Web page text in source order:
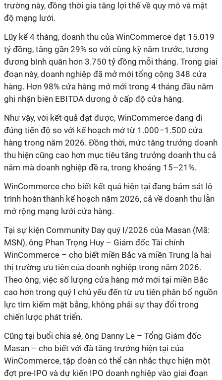
trường này, đồng thời gia tăng lợi thế về quy mô và mật
độ mạng lưới.
Lũy kế 4 tháng, doanh thu của WinCommerce đạt 15.019
tỷ đồng, tăng gần 29% so với cùng kỳ năm trước, tương
đương bình quân hơn 3.750 tỷ đồng mỗi tháng. Trong giai
đoạn này, doanh nghiệp đã mở mới tổng cộng 348 cửa
hàng. Hơn 98% cửa hàng mở mới trong 4 tháng đầu năm
ghi nhận biên EBITDA dương ở cấp độ cửa hàng.
Như vậy, với kết quả đạt được, WinCommerce đang đi
đúng tiến độ so với kế hoạch mở từ 1.000–1.500 cửa
hàng trong năm 2026. Đồng thời, mức tăng trưởng doanh
thu hiện cũng cao hơn mục tiêu tăng trưởng doanh thu cả
năm mà doanh nghiệp đề ra, trong khoảng 15–21%.
WinCommerce cho biết kết quả hiện tại đang bám sát lộ
trình hoàn thành kế hoạch năm 2026, cả về doanh thu lẫn
mở rộng mạng lưới cửa hàng.
Tại sự kiện Community Day quý I/2026 của Masan (Mã:
MSN), ông Phan Trọng Huy – Giám đốc Tài chính
WinCommerce – cho biết miền Bắc và miền Trung là hai
thị trường ưu tiên của doanh nghiệp trong năm 2026.
Theo ông, việc số lượng cửa hàng mở mới tại miền Bắc
cao hơn trong quý I chủ yếu đến từ ưu tiên phân bổ nguồn
lực tìm kiếm mặt bằng, không phải sự thay đổi trong
chiến lược phát triển.
Cũng tại buổi chia sẻ, ông Danny Le – Tổng Giám đốc
Masan – cho biết với đà tăng trưởng hiện tại của
WinCommerce, tập đoàn có thể cân nhắc thực hiện một
đợt pre-IPO và dự kiến IPO doanh nghiệp vào giai đoạn